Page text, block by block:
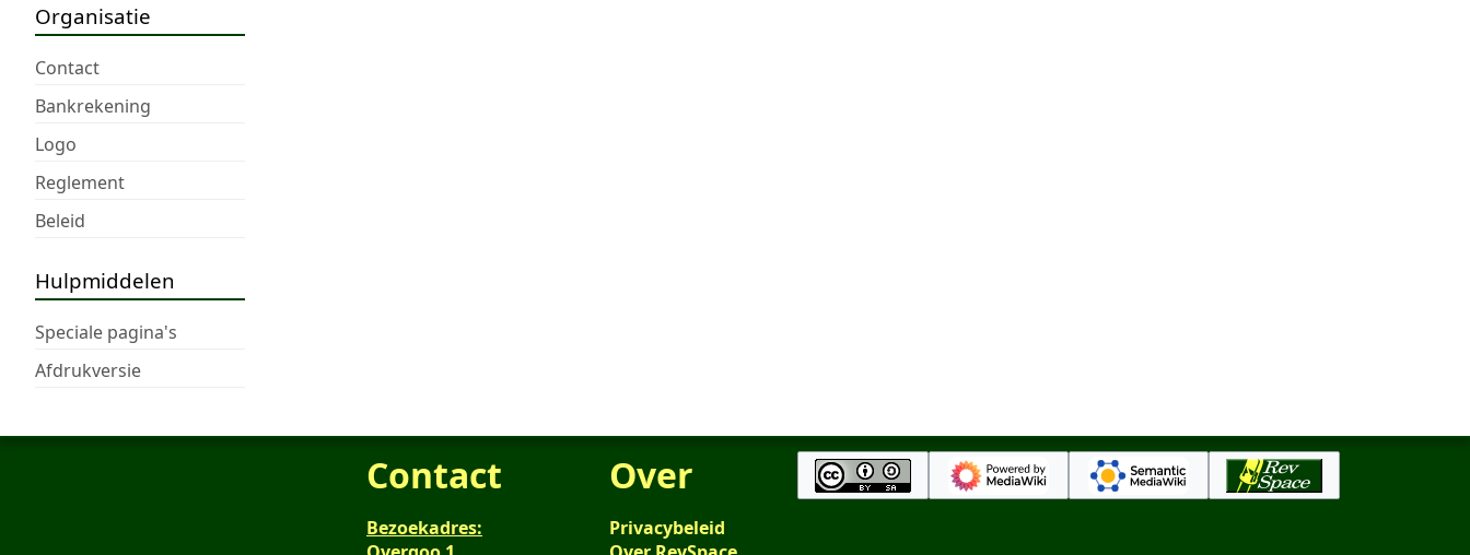
Organisatie
Contact
Bankrekening
Logo
Reglement
Beleid
Hulpmiddelen
Speciale pagina's
Afdrukversie
Contact
Bezoekadres:
Over
Privacybeleid